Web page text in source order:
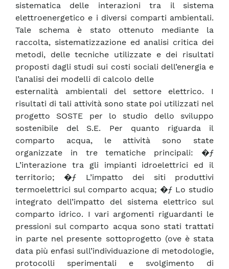
sistematica delle interazioni tra il sistema
elettroenergetico e i diversi comparti ambientali.
Tale schema è stato ottenuto mediante la
raccolta, sistematizzazione ed analisi critica dei
metodi, delle tecniche utilizzate e dei risultati
proposti dagli studi sui costi sociali dell’energia e
l’analisi dei modelli di calcolo delle
esternalità ambientali del settore elettrico. I
risultati di tali attività sono state poi utilizzati nel
progetto SOSTE per lo studio dello sviluppo
sostenibile del S.E. Per quanto riguarda il
comparto acqua, le attività sono state
organizzate in tre tematiche principali: �ƒ
L’interazione tra gli impianti idroelettrici ed il
territorio; �ƒ L’impatto dei siti produttivi
termoelettrici sul comparto acqua; �ƒ Lo studio
integrato dell’impatto del sistema elettrico sul
comparto idrico. I vari argomenti riguardanti le
pressioni sul comparto acqua sono stati trattati
in parte nel presente sottoprogetto (ove è stata
data più enfasi sull’individuazione di metodologie,
protocolli sperimentali e svolgimento di